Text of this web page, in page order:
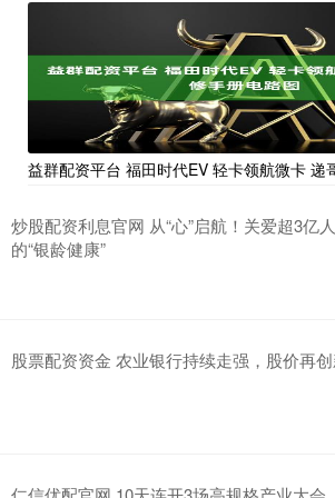
益群配资平台 福田时代EV 轻卡领航微卡 递
炒股配资利息官网 从“心”启航！关爱超3亿人
的“银龄健康”
股票配资资金 农业银行持续走强，股价再